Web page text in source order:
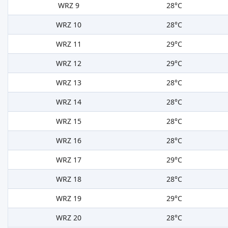
WRZ 9
28°C
WRZ 10
28°C
WRZ 11
29°C
WRZ 12
29°C
WRZ 13
28°C
WRZ 14
28°C
WRZ 15
28°C
WRZ 16
28°C
WRZ 17
29°C
WRZ 18
28°C
WRZ 19
29°C
WRZ 20
28°C